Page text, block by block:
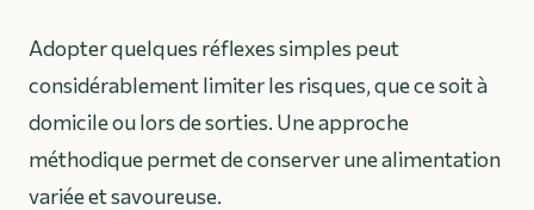
Adopter quelques réflexes simples peut
considérablement limiter les risques, que ce soit à
domicile ou lors de sorties. Une approche
méthodique permet de conserver une alimentation
variée et savoureuse.